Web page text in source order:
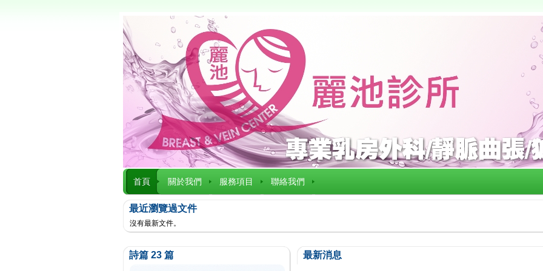
首頁 關於我們 服務項目 聯絡我們
最近瀏覽過文件
沒有最新文件。
詩篇 23 篇 最新消息